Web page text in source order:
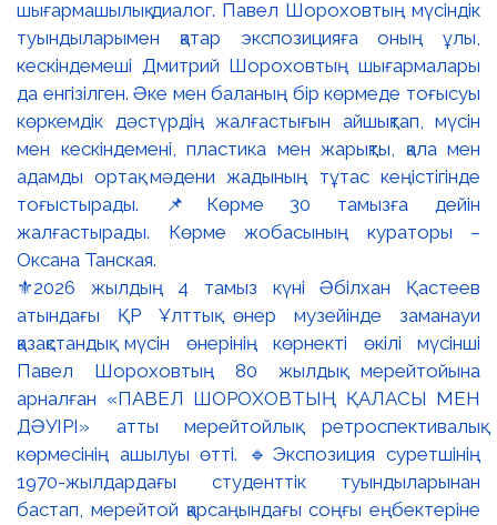
⚜️2026 жылдың 4 тамыз күні Әбілхан Қастеев
атындағы ҚР Ұлттық өнер музейінде заманауи
қазақстандық мүсін өнерінің көрнекті өкілі мүсінші
Павел Шороховтың 80 жылдық мерейтойына
арналған «ПАВЕЛ ШОРОХОВТЫҢ ҚАЛАСЫ МЕН
ДӘУІРІ» атты мерейтойлық ретроспективалық
көрмесінің ашылуы өтті. 🔹Экспозиция суретшінің
1970-жылдардағы студенттік туындыларынан
бастап, мерейтой қарсаңындағы соңғы еңбектеріне